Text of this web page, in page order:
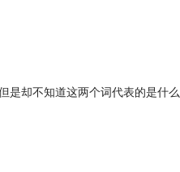
是却不知道这两个词代表的是什么